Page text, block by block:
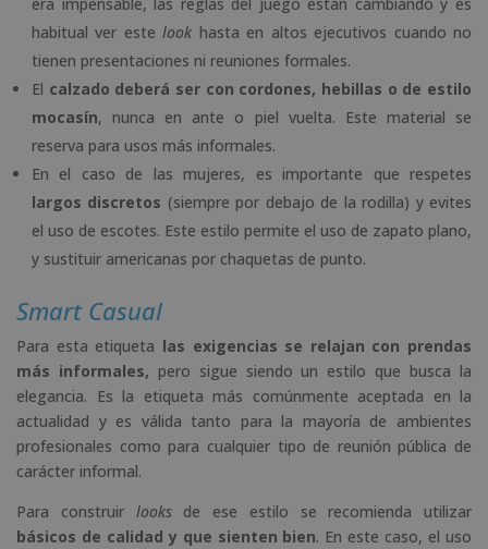
habitual ver estelook hasta en altos ejecutivos cuando no
tienen presentaciones ni reuniones formales.
El calzado deberá ser con cordones, hebillas o de estilo
mocasín, nunca en ante o piel vuelta. Este material se
reserva para usos más informales.
En el caso de las mujeres, es importante que respetes
largos discretos (siempre por debajo de la rodilla) y evites
el uso de escotes. Este estilo permite el uso de zapato plano,
y sustituir americanas por chaquetas de punto.
Smart Casual
Para esta etiqueta las exigencias se relajan con prendas
más informales, pero sigue siendo un estilo que busca la
elegancia. Es la etiqueta más comúnmente aceptada en la
actualidad y es válida tanto para la mayoría de ambientes
profesionales como para cualquier tipo de reunión pública de
carácter informal.
Para construir looksde ese estilo se recomienda utilizar
básicos de calidad y que sienten bien. En este caso, el uso